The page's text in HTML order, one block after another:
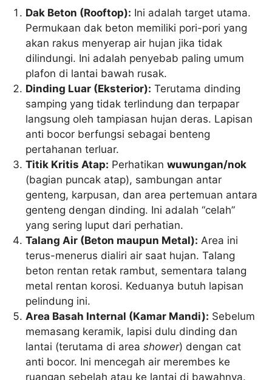
Dak Beton (Rooftop): Ini adalah target utama.
Permukaan dak beton memiliki pori-pori yang
akan rakus menyerap air hujan jika tidak
dilindungi. Ini adalah penyebab paling umum
plafon di lantai bawah rusak.
Dinding Luar (Eksterior): Terutama dinding
samping yang tidak terlindung dan terpapar
langsung oleh tampiasan hujan deras. Lapisan
anti bocor berfungsi sebagai benteng
pertahanan terluar.
Titik Kritis Atap: Perhatikanwuwungan/nok
(bagian puncak atap), sambungan antar
genteng, karpusan, dan area pertemuan antara
genteng dengan dinding. Ini adalah “celah”
yang sering luput dari perhatian.
Talang Air (Beton maupun Metal): Area ini
terus-menerus dialiri air saat hujan. Talang
beton rentan retak rambut, sementara talang
metal rentan korosi. Keduanya butuh lapisan
pelindung ini.
Area Basah Internal (Kamar Mandi): Sebelum
memasang keramik, lapisi dulu dinding dan
lantai (terutama di areashower) dengan cat
anti bocor. Ini mencegah air merembes ke
ruangan sebelah atau ke lantai di bawahnya.